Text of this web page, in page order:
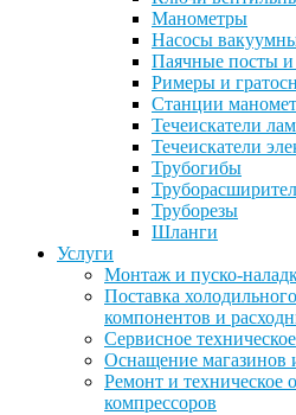
Манометры
Насосы
Паячные посты и
Римеры и
Станции
Течеискатели
Течеискатели
Трубогибы
Труборезы
Шланги
Услуги
Монтаж и пуско-
Поставка
компонентов и
Сервисное
Оснащение магазинов
Ремонт и техническое
компрессоров